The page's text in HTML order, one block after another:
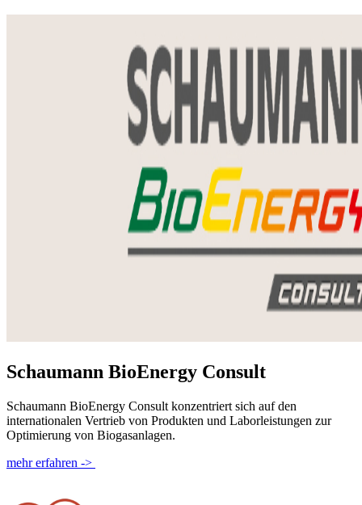
Schaumann BioEnergy Consult
Schaumann BioEnergy Consult konzentriert sich auf den
internationalen Vertrieb von Produkten und Laborleistungen zur
Optimierung von Biogasanlagen.
mehr erfahren ->